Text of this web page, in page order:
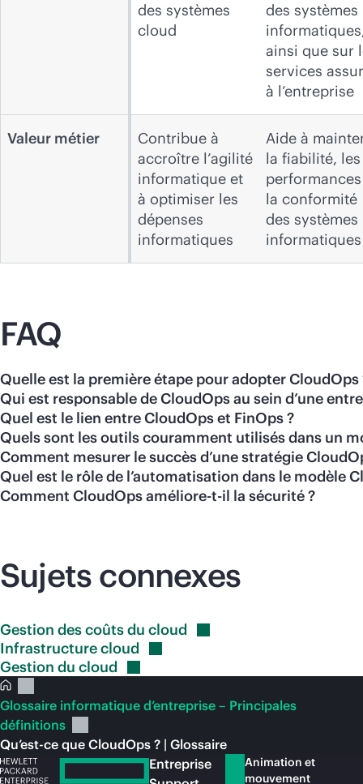
des systèmes
cloud
des systèmes
ainsi que sur
services
à l’entreprise
Valeur métier
Contribue à
accroître l’agilité
informatique et
à optimiser les
dépenses
informatiques
Aide à
la fiabilité, les
la conformité
des systèmes
informatiques
FAQ
Quelle est la première étape pour adopter CloudOps
Qui est responsable de CloudOps au sein d’une
Quel est le lien entre CloudOps et FinOps ?
Quels sont les outils couramment utilisés dans un
Comment mesurer le succès d’une stratégie
Quel est le rôle de l’automatisation dans le modèle
Comment CloudOps améliore-t-il la sécurité ?
Sujets connexes
Gestion des coûts du cloud
Infrastructurecloud
Gestion du cloud
Glossaire informatique d’entreprise – Principales
définitions
Qu’est-ce que CloudOps ? | Glossaire
Entreprise
Animation et
mouvement